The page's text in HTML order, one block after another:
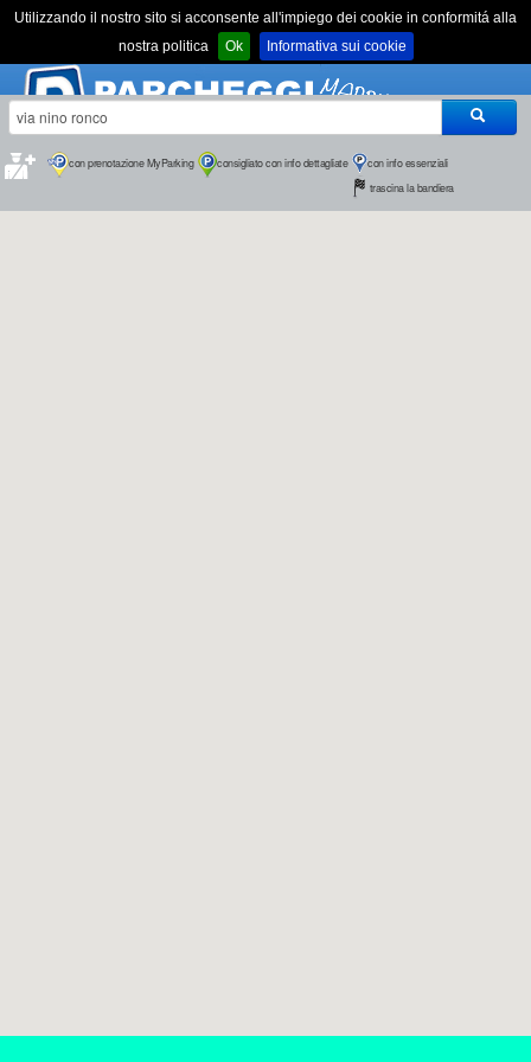
Utilizzando il nostro sito si acconsente all'impiego dei cookie in conformitá alla
nostra politica
Ok Informativa sui cookie
con prenotazione MyParking consigliato con info dettagliate
con info essenziali
trascina la bandiera